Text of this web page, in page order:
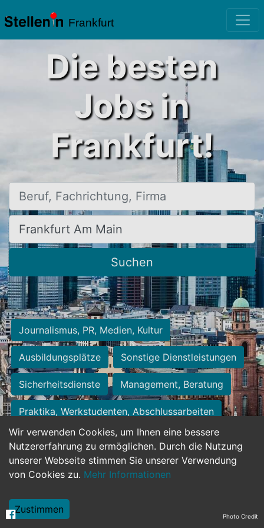
Frankfurt
Wir verwenden Cookies, um Ihnen eine bessere
Nutzererfahrung zu ermöglichen. Durch die Nutzung
unserer Webseite stimmen Sie unserer Verwendung
von Cookies zu. Mehr Informationen
Zustimmen
Die besten
Jobs in
Frankfurt!
Beruf, Fachrichtung, Firma
Ort, Stadt
Suchen
Journalismus, PR, Medien, Kultur
Ausbildungsplätze Sonstige Dienstleistungen
Sicherheitsdienste Management, Beratung
Praktika, Werkstudenten, Abschlussarbeiten
Personalwesen Assistenz, Sekretariat
Hilfskräfte, Aushilfs- und Nebenjobs
Weiterbildung, Studium, duale Ausbildung Photo Credit